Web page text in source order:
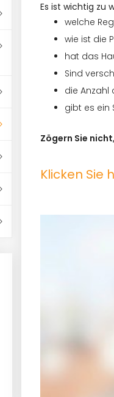
Es ist wichtig zu
welche
wie ist die
hat das
Sind
die Anzahl
gibt es ein
Zögern Sie
Klicken Sie